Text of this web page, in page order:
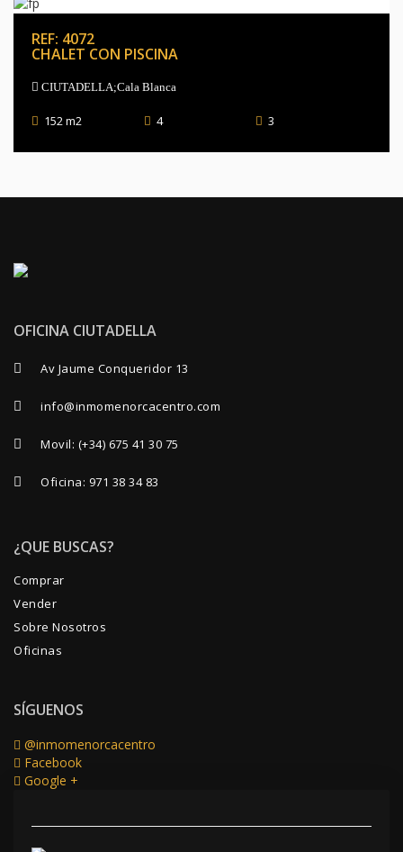
REF: 4072
CHALET CON PISCINA
CIUTADELLA;Cala Blanca
152 m2 4 3
OFICINA CIUTADELLA
Av Jaume Conqueridor 13
info@inmomenorcacentro.com
Movil: (+34) 675 41 30 75
Oficina: 971 38 34 83
¿QUE BUSCAS?
Comprar
Vender
Sobre Nosotros
Oficinas
SÍGUENOS
@inmomenorcacentro
Facebook
Google +